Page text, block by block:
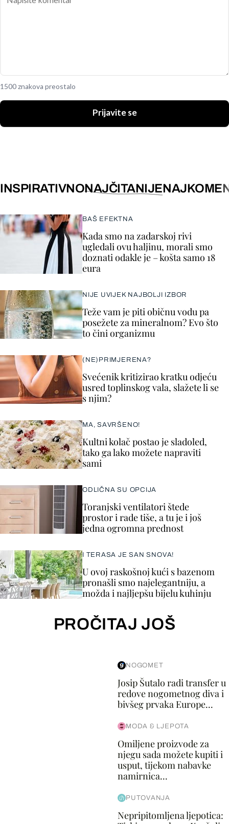
1500 znakova preostalo
Prijavite se
INSPIRATIVNONAJČITANIJE
BAŠ EFEKTNA
Kada smo na zadarskoj rivi
ugledali ovu haljinu, morali smo
doznati odakle je – košta samo 18
eura
NIJE UVIJEK NAJBOLJI IZBOR
Teže vam je piti običnu vodu pa
posežete za mineralnom? Evo što
to čini organizmu
(NE)PRIMJERENA?
Svećenik kritizirao kratku odjeću
usred toplinskog vala, slažete li se
s njim?
MA, SAVRŠENO!
Kultni kolač postao je sladoled,
tako ga lako možete napraviti
sami
ODLIČNA SU OPCIJA
Toranjski ventilatori štede
prostor i rade tiše, a tu je i još
jedna ogromna prednost
I TERASA JE SAN SNOVA!
U ovoj raskošnoj kući s bazenom
pronašli smo najelegantniju, a
možda i najljepšu bijelu kuhinju
PROČITAJ JOŠ
NOGOMET
Josip Šutalo radi transfer u
redove nogometnog diva i
bivšeg prvaka Europe...
MODA & LJEPOTA
Omiljene proizvode za
njegu sada možete kupiti i
usput, tijekom nabavke
namirnica...
PUTOVANJA
Nepripitomljena ljepotica: